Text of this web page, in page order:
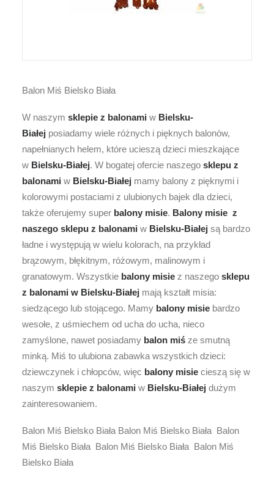
Balon Miś Bielsko Biała
W naszym sklepie z balonami w Bielsku-
Białej posiadamy wiele różnych i pięknych balonów,
napełnianych helem, które ucieszą dzieci mieszkające
w Bielsku-Białej. W bogatej ofercie naszego sklepu z
balonami w Bielsku-Białej mamy balony z pięknymi i
kolorowymi postaciami z ulubionych bajek dla dzieci,
także oferujemy super balony misie. Balony misie z
naszego sklepu z balonami w Bielsku-Białej są bardzo
ładne i występują w wielu kolorach, na przykład
brązowym, błękitnym, różowym, malinowym i
granatowym. Wszystkie balony misie z naszego sklepu
z balonami w Bielsku-Białej mają kształt misia:
siedzącego lub stojącego. Mamy balony misie bardzo
wesołe, z uśmiechem od ucha do ucha, nieco
zamyślone, nawet posiadamy balon miś ze smutną
minką. Miś to ulubiona zabawka wszystkich dzieci:
dziewczynek i chłopców, więc balony misie cieszą się w
naszym sklepie z balonami w Bielsku-Białej dużym
zainteresowaniem.
Balon Miś Bielsko Biała Balon Miś Bielsko Biała Balon
Miś Bielsko Biała Balon Miś Bielsko Biała Balon Miś
Bielsko Biała